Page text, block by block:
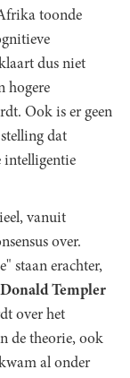
toonde
dus niet
hogere
Ook is er geen
dat
intelligentie
vanuit
over.
staan erachter,
Donald Templer
over het
de theorie, ook
al onder